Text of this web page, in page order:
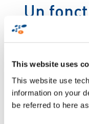
This website uses
This website use
information on your
be referred to here
Un
optimal
Comme le
détaillants et
d'activité ont un